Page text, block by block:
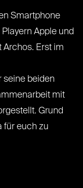
Smartphone
Apple und
Erst im
seine beiden
mit
Grund
für euch zu